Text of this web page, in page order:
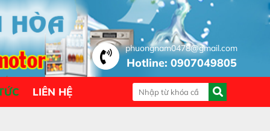
phuongnam0478@gmail.com
Hotline: 0907049805
LIÊN HỆ